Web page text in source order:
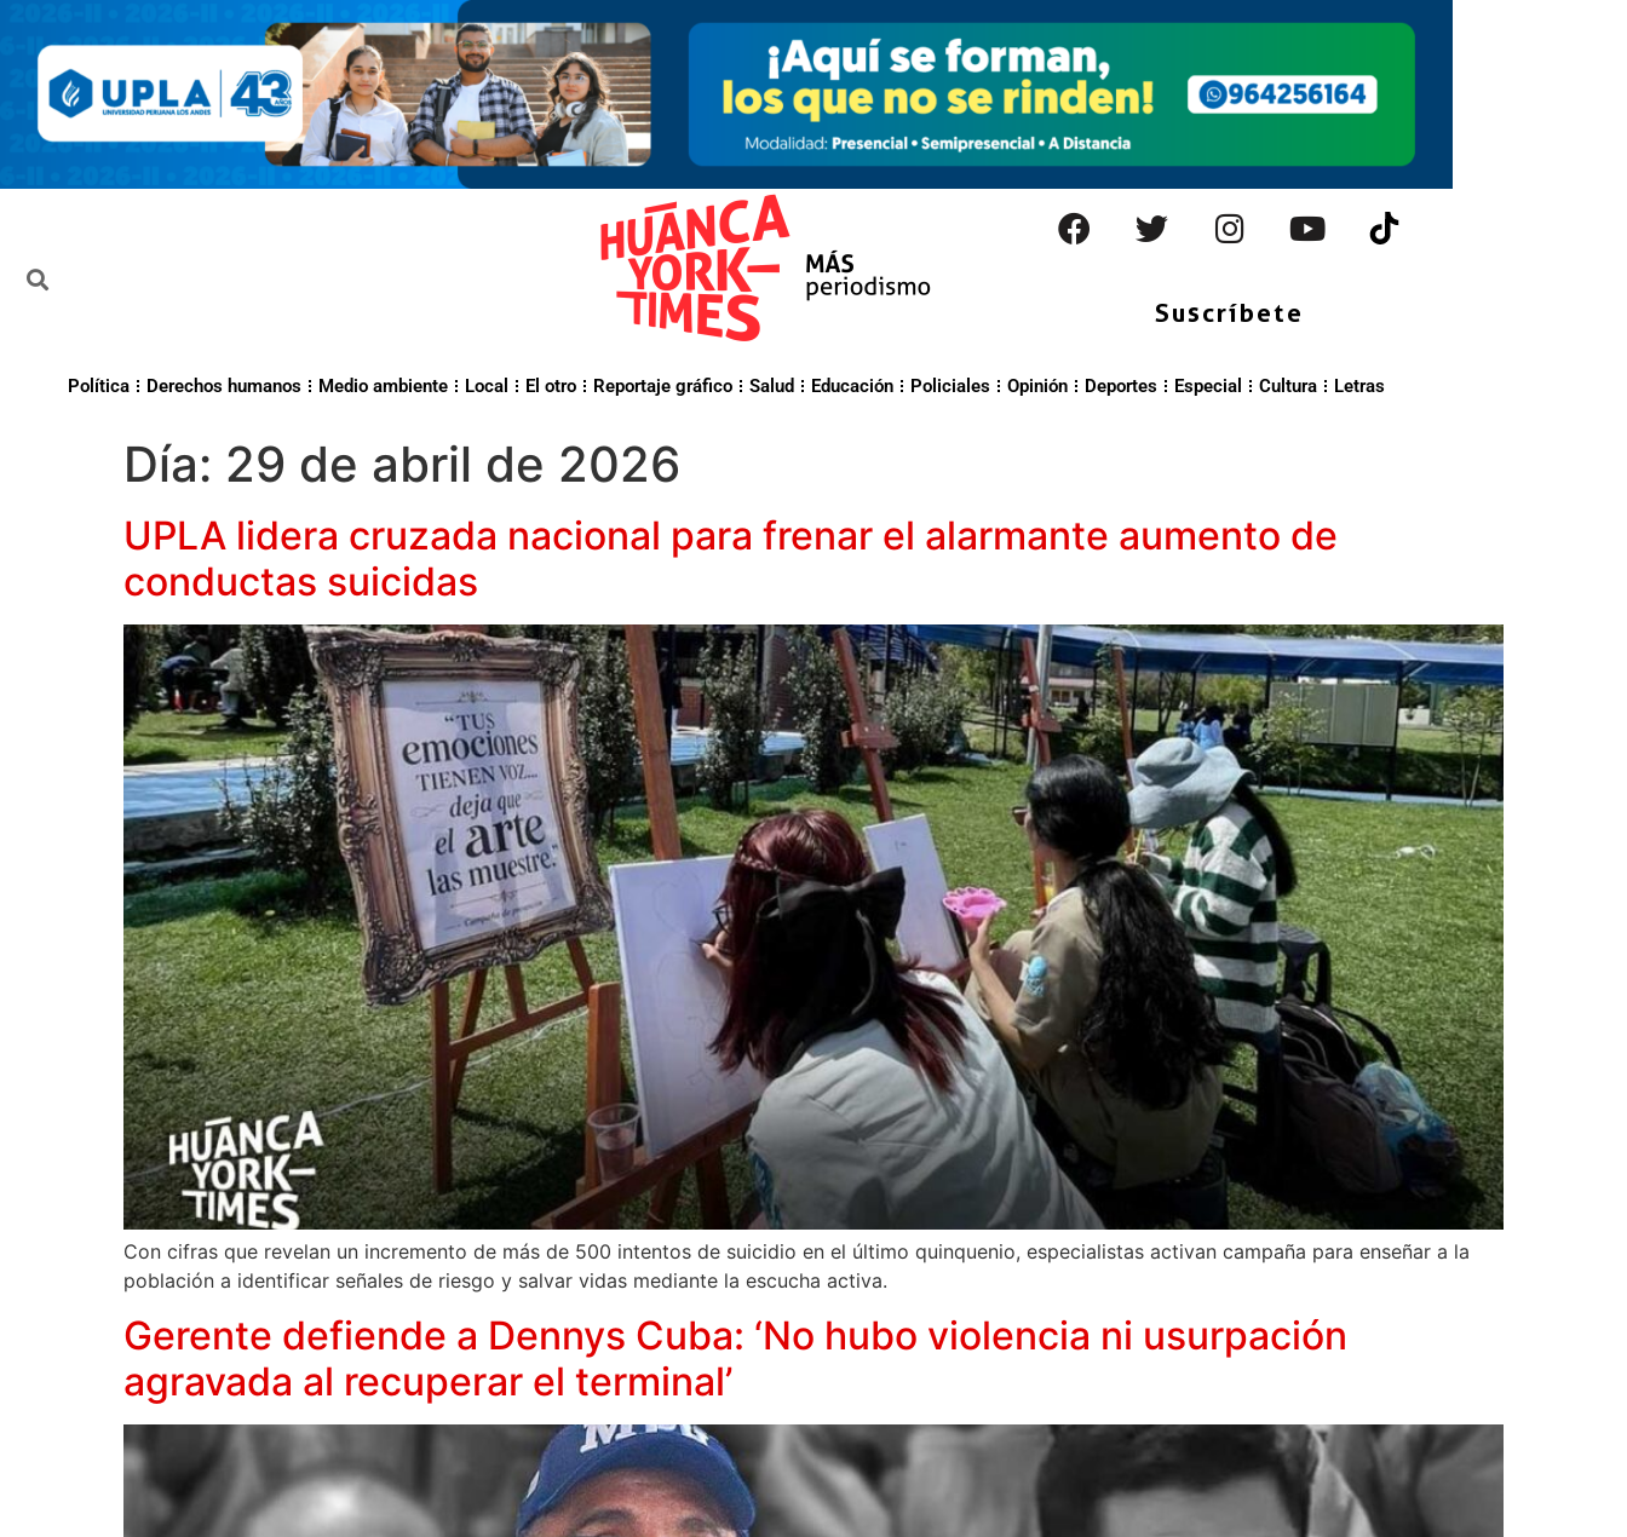
Suscríbete
Política Derechos humanos Medio ambiente Local El otro Reportaje gráfico Salud Educación Policiales Opinión Deportes Especial Cultura Letras
Día: 29 de abril de 2026
UPLA lidera cruzada nacional para frenar el alarmante aumento de
conductas suicidas
Con cifras que revelan un incremento de más de 500 intentos de suicidio en el último quinquenio, especialistas activan campaña para enseñar a la
población a identificar señales de riesgo y salvar vidas mediante la escucha activa.
Gerente defiende a Dennys Cuba: ‘No hubo violencia ni usurpación
agravada al recuperar el terminal’